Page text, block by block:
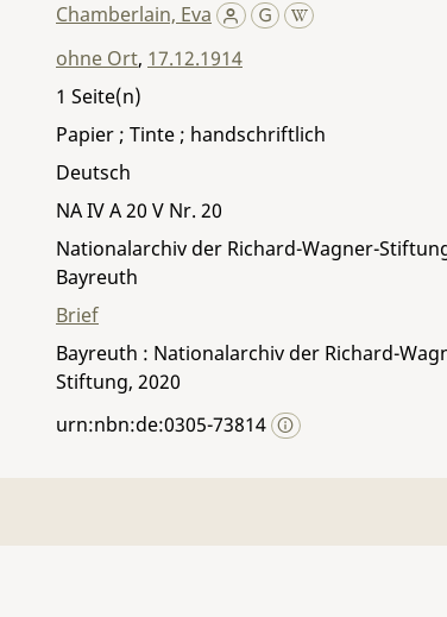
Chamberlain, Eva
ohne Ort, 17.12.1914
1
Papier ; Tinte ; handschriftlich
Deutsch
NA IV A 20 V Nr. 20
Nationalarchiv der Richard-Wagner-
Bayreuth
Brief
Bayreuth : Nationalarchiv der Richard-
Stiftung, 2020
urn:nbn:de:0305-73814